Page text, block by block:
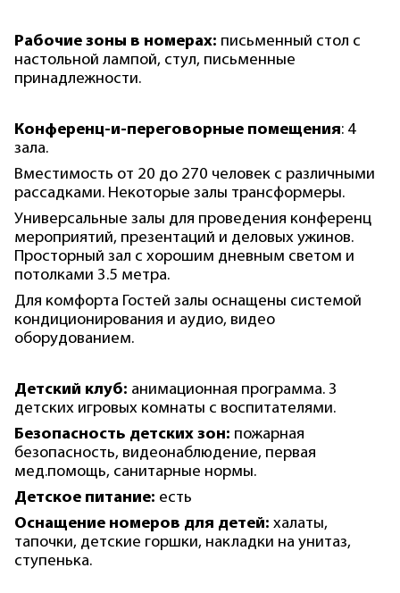
Рабочие зоны в номерах: письменный стол с
настольной лампой, стул, письменные
принадлежности.
Конференц-и-переговорные помещения: 4
зала.
Вместимость от 20 до 270 человек с различными
рассадками. Некоторые залы трансформеры.
Универсальные залы для проведения конференц
мероприятий, презентаций и деловых ужинов.
Просторный зал с хорошим дневным светом и
потолками 3.5 метра.
Для комфорта Гостей залы оснащены системой
кондиционирования и аудио, видео
оборудованием.
Детский клуб: анимационная программа. 3
детских игровых комнаты с воспитателями.
Безопасность детских зон: пожарная
безопасность, видеонаблюдение, первая
мед.помощь, санитарные нормы.
Детское питание: есть
Оснащение номеров для детей: халаты,
тапочки, детские горшки, накладки на унитаз,
ступенька.